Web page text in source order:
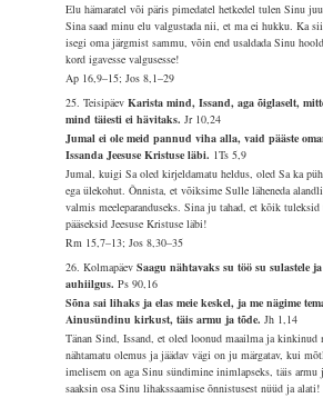
Elu hämaratel või päris pimedatel hetkedel tulen Sinu
Sina saad minu elu valgustada nii, et ma ei hukku. Ka
isegi oma järgmist sammu, võin end usaldada Sinu
kord igavesse valgusesse!
Ap 16,9–15; Jos 8,1–29
25. TeisipäevKarista mind, Issand, aga õiglaselt,
mind täiesti ei hävitaks.Jr 10,24
Jumal ei ole meid pannud viha alla, vaid pääste
Issanda Jeesuse Kristuse läbi. 1Ts 5,9
Jumal, kuigi Sa oled kirjeldamatu heldus, oled Sa ka
ega ülekohut. Õnnista, et võiksime Sulle läheneda
valmis meeleparanduseks. Sina ju tahad, et kõik
pääseksid Jeesuse Kristuse läbi!
Rm 15,7–13; Jos 8,30–35
26. KolmapäevSaagu nähtavaks su töö su sulastele
auhiilgus.Ps 90,16
Sõna sai lihaks ja elas meie keskel, ja me nägime
Ainusündinu kirkust, täis armu ja tõde.Jh 1,14
Tänan Sind, Issand, et oled loonud maailma ja kinkinud
nähtamatu olemus ja jäädav vägi on ju märgatav, kui
imelisem on aga Sinu sündimine inimlapseks, täis
saaksin osa Sinu lihakssaamise õnnistusest nüüd ja alati!